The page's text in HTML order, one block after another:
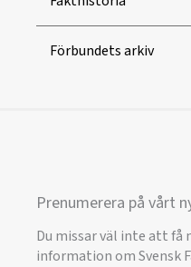
Förbundets arkiv
Prenumerera på vårt
Du missar väl inte att få
information om Svensk